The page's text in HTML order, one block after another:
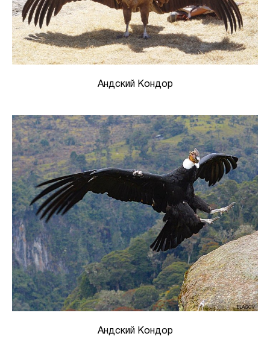
Андский Кондор
Андский Кондор